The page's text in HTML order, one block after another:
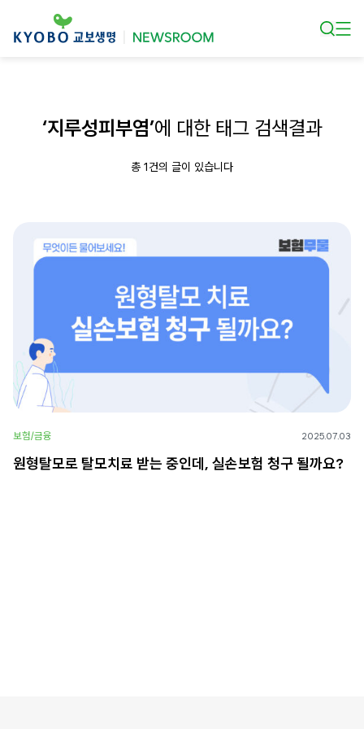
‘지루성피부염’에 대한 태그 검색결과
총 1건의 글이 있습니다
보험/금융 2025.07.03
원형탈모로 탈모치료 받는 중인데, 실손보험 청구 될까요?